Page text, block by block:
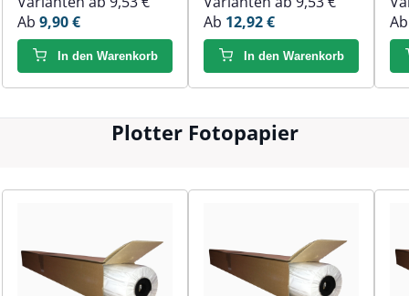
Ab 9,90 €
In den Warenkorb
Ab 12,92 €
In den Warenkorb
Plotter Fotopapier